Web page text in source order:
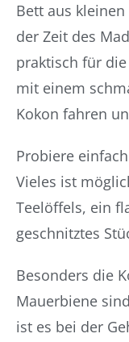
Bett aus
der Zeit des
praktisch für
mit einem
Kokon fahren
Probiere
Vieles ist
Teelöffels, ein
geschnitztes
Besonders die
Mauerbiene
ist es bei der